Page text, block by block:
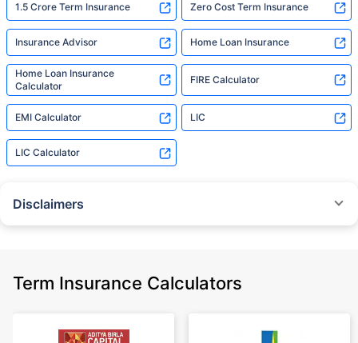
1.5 Crore Term Insurance Zero Cost Term Insurance
Insurance Advisor Home Loan Insurance
Home Loan Insurance
Calculator
FIRE Calculator
EMI Calculator LIC
LIC Calculator
Disclaimers
Policybazaar does not endorse, rate or recommend any particular insurer
Term Insurance Calculators